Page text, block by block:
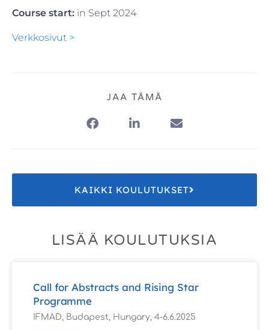
Course start: in Sept 2024
Verkkosivut >
JAA TÄMÄ
KAIKKI KOULUTUKSET
LISÄÄ KOULUTUKSIA
Call for Abstracts and Rising Star
Programme
IFMAD, Budapest, Hungary, 4-6.6.2025